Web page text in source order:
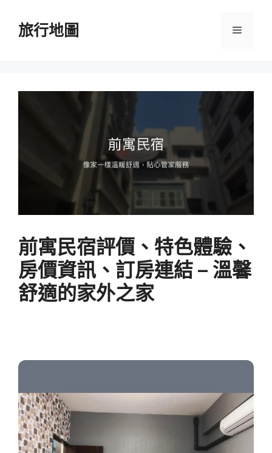
旅行地圖 選
前寓民宿評價、特色體驗、
房價資訊、訂房連結 – 溫馨
舒適的家外之家